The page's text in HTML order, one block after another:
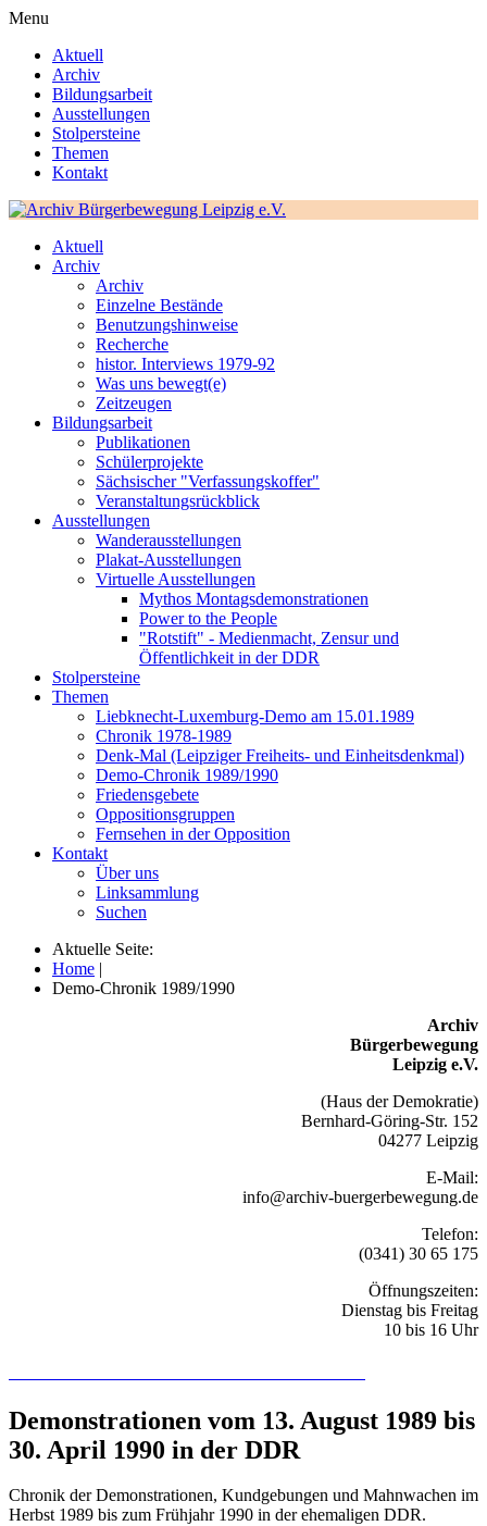
Menu
Aktuell
Archiv
Bildungsarbeit
Ausstellungen
Stolpersteine
Themen
Kontakt
Aktuell
Archiv
Archiv
Einzelne Bestände
Benutzungshinweise
Recherche
histor. Interviews 1979-92
Was uns bewegt(e)
Zeitzeugen
Bildungsarbeit
Publikationen
Schülerprojekte
Sächsischer "Verfassungskoffer"
Veranstaltungsrückblick
Ausstellungen
Wanderausstellungen
Plakat-Ausstellungen
Virtuelle Ausstellungen
Mythos Montagsdemonstrationen
Power to the People
"Rotstift" - Medienmacht, Zensur und
Öffentlichkeit in der DDR
Stolpersteine
Themen
Liebknecht-Luxemburg-Demo am 15.01.1989
Chronik 1978-1989
Denk-Mal (Leipziger Freiheits- und Einheitsdenkmal)
Demo-Chronik 1989/1990
Friedensgebete
Oppositionsgruppen
Fernsehen in der Opposition
Kontakt
Über uns
Linksammlung
Suchen
Aktuelle Seite:
Home |
Demo-Chronik 1989/1990
Archiv
Bürgerbewegung
Leipzig e.V.
(Haus der Demokratie)
Bernhard-Göring-Str. 152
04277 Leipzig
E-Mail:
info@archiv-buergerbewegung.de
Telefon:
(0341) 30 65 175
Öffnungszeiten:
Dienstag bis Freitag
10 bis 16 Uhr
Demonstrationen vom 13. August 1989 bis
30. April 1990 in der DDR
Chronik der Demonstrationen, Kundgebungen und Mahnwachen im
Herbst 1989 bis zum Frühjahr 1990 in der ehemaligen DDR.